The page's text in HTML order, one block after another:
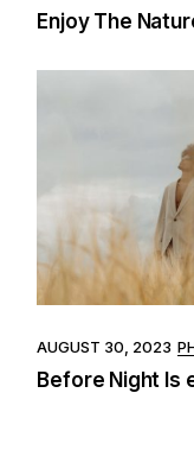
Enjoy The
AUGUST 30, 2023
Before Night Is